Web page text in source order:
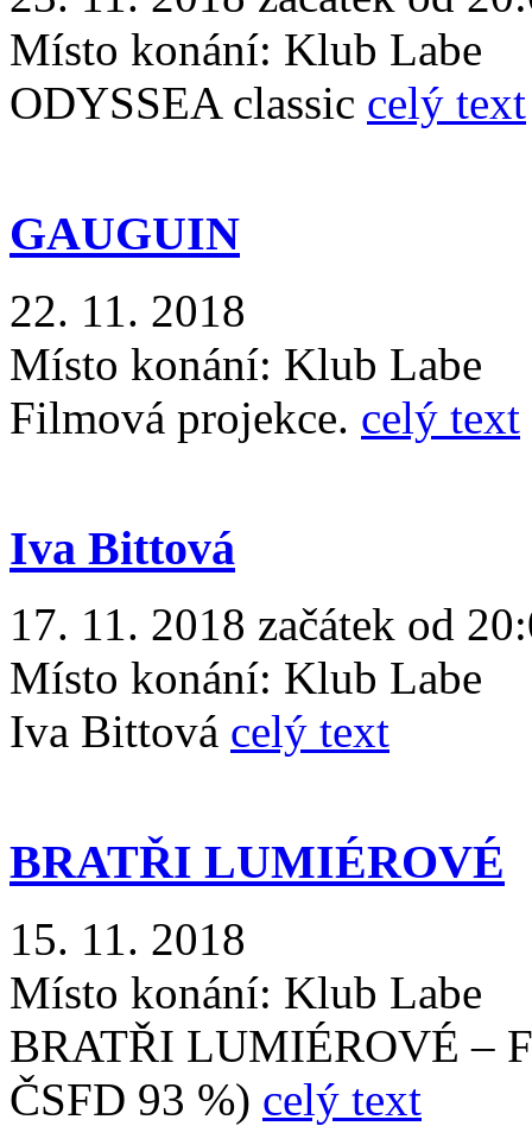
Místo konání: Klub Labe
ODYSSEA classic celý text
GAUGUIN
22. 11. 2018
Místo konání: Klub Labe
Filmová projekce. celý text
Iva Bittová
17. 11. 2018 začátek od
Místo konání: Klub Labe
Iva Bittová celý text
BRATŘI LUMIÉROVÉ
15. 11. 2018
Místo konání: Klub Labe
BRATŘI LUMIÉROVÉ –
ČSFD 93 %) celý text